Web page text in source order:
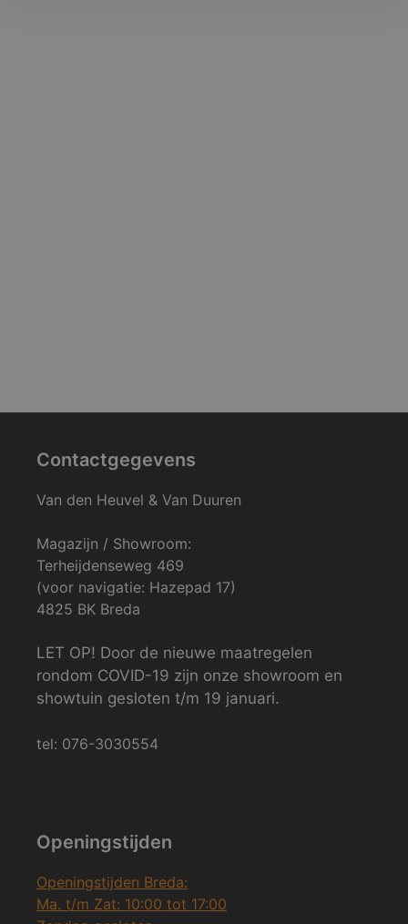
Contactgegevens
Van den Heuvel & Van Duuren
Magazijn / Showroom:
Terheijdenseweg 469
(voor navigatie: Hazepad 17)
4825 BK Breda
LET OP! Door de nieuwe maatregelen
rondom COVID-19 zijn onze showroom en
showtuin gesloten t/m 19 januari.
tel: 076-3030554
Openingstijden
Openingstijden Breda:
Ma. t/m Zat: 10:00 tot 17:00